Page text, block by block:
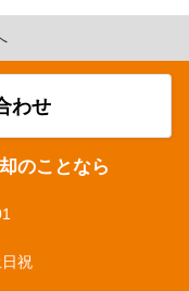
わせ
のことなら
祝